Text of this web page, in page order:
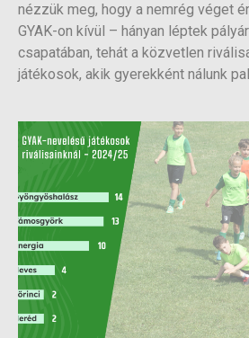
nézzük meg, hogy a nemrég véget
GYAK-on kívül – hányan léptek
csapatában, tehát a közvetlen
játékosok, akik gyerekként nálunk